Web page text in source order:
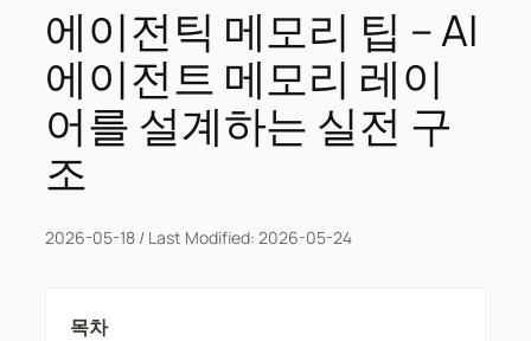
에이전틱 메모리 팁 – AI
에이전트 메모리 레이
어를 설계하는 실전 구
조
2026-05-18 / Last Modified: 2026-05-24
목차